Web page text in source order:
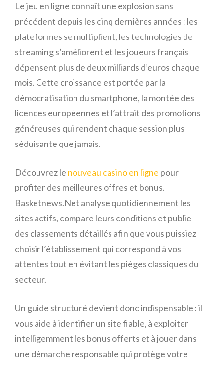
Le jeu en ligne connaît une explosion sans
précédent depuis les cinq dernières années : les
plateformes se multiplient, les technologies de
streaming s’améliorent et les joueurs français
dépensent plus de deux milliards d’euros chaque
mois. Cette croissance est portée par la
démocratisation du smartphone, la montée des
licences européennes et l’attrait des promotions
généreuses qui rendent chaque session plus
séduisante que jamais.
Découvrez le nouveau casino en ligne pour
profiter des meilleures offres et bonus.
Basketnews.Net analyse quotidiennement les
sites actifs, compare leurs conditions et publie
des classements détaillés afin que vous puissiez
choisir l’établissement qui correspond à vos
attentes tout en évitant les pièges classiques du
secteur.
Un guide structuré devient donc indispensable : il
vous aide à identifier un site fiable, à exploiter
intelligemment les bonus offerts et à jouer dans
une démarche responsable qui protège votre